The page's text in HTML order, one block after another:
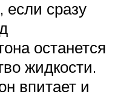
если сразу
останется
жидкости.
впитает и